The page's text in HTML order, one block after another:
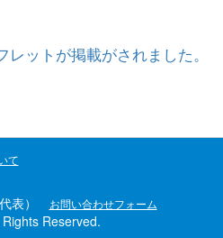
ットが掲載がされました。
て
表）
お問い合わせフォーム
Reserved.